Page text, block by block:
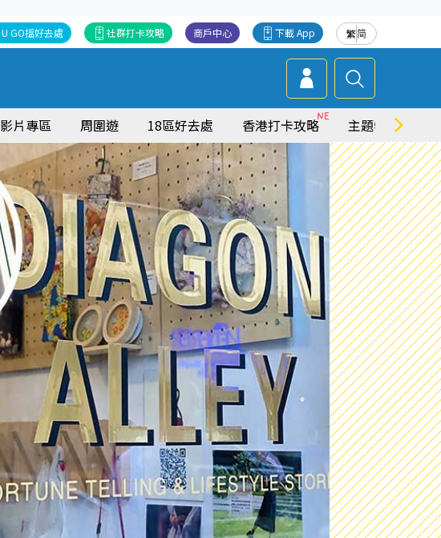
繁简
下載 App
商戶中心
社群打卡攻略
U GO搵好去處
影片專區 周圍遊 18區好去處 香港打卡攻略 主題特集